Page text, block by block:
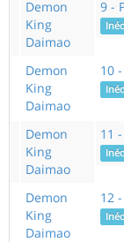
Demon
King
Daimao
9 -
Demon
King
Daimao
10
Demon
King
Daimao
11
Demon
King
Daimao
12